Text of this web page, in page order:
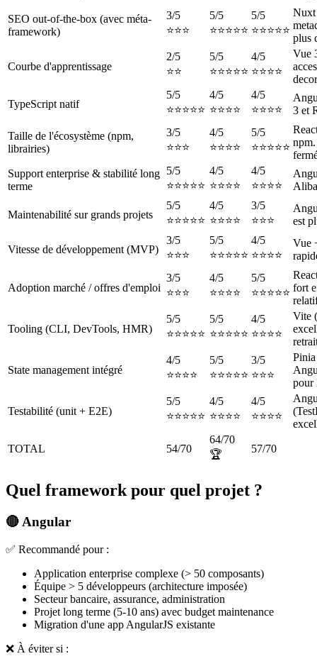
SEO out-of-the-box (avec méta-
framework)
3/5
⭐⭐⭐
5/5
⭐⭐⭐⭐⭐
5/5
⭐⭐⭐⭐⭐
Nuxt
plus
Courbe d'apprentissage
2/5
⭐⭐
5/5
⭐⭐⭐⭐⭐
4/5
⭐⭐⭐⭐
Vue
TypeScript natif
5/5
⭐⭐⭐⭐⭐
4/5
⭐⭐⭐⭐
4/5
⭐⭐⭐⭐
3 et
Taille de l'écosystème (npm,
librairies)
3/5
⭐⭐⭐
4/5
⭐⭐⭐⭐
5/5
⭐⭐⭐⭐⭐
Support enterprise & stabilité long
terme
5/5
⭐⭐⭐⭐⭐
4/5
⭐⭐⭐⭐
4/5
⭐⭐⭐⭐
Maintenabilité sur grands projets
5/5
⭐⭐⭐⭐⭐
4/5
⭐⭐⭐⭐
3/5
⭐⭐⭐
est
Vitesse de développement (MVP)
3/5
⭐⭐⭐
5/5
⭐⭐⭐⭐⭐
4/5
⭐⭐⭐⭐
Vue
Adoption marché / offres d'emploi
3/5
⭐⭐⭐
4/5
⭐⭐⭐⭐
5/5
⭐⭐⭐⭐⭐ fort
Tooling (CLI, DevTools, HMR)
5/5
⭐⭐⭐⭐⭐
5/5
⭐⭐⭐⭐⭐
4/5
⭐⭐⭐⭐
Vite
State management intégré
4/5
⭐⭐⭐⭐
5/5
⭐⭐⭐⭐⭐
3/5
⭐⭐⭐
pour
Testabilité (unit + E2E)
5/5
⭐⭐⭐⭐⭐
4/5
⭐⭐⭐⭐
4/5
⭐⭐⭐⭐
TOTAL 54/70
64/70
🏆
57/70
Quel framework pour quel projet ?
🔴 Angular
✅ Recommandé pour :
Application enterprise complexe (> 50 composants)
Équipe > 5 développeurs (architecture imposée)
Secteur bancaire, assurance, administration
Projet long terme (5-10 ans) avec budget maintenance
Migration d'une app AngularJS existante
❌ À éviter si :